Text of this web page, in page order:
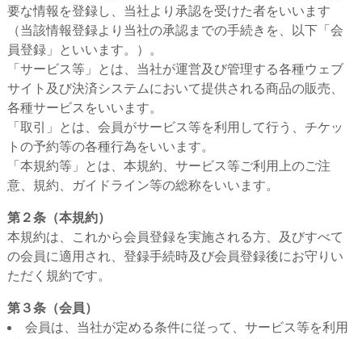
要な情報を登録し、当社より承認を受けた者をいいます
（当該情報登録より当社の承認までの手続きを、以下「会
員登録」といいます。）。
「サービス等」とは、当社が運営及び管理する各種ウェブ
サイト及び決済システムにおいて提供される商品の販売、
各種サービスをいいます。
「取引」とは、会員がサービス等を利用して行う、チケッ
トの予約等の各種行為をいいます。
「本規約等」とは、本規約、サービス等ご利用上のご注
意、規約、ガイドライン等の総称をいいます。
第２条（本規約）
本規約は、これから会員登録を実施される方、及びすべて
の会員に適用され、登録手続時及び会員登録後にお守りい
ただく規約です。
第３条（会員）
会員は、当社が定める条件に従って、サービス等を利用